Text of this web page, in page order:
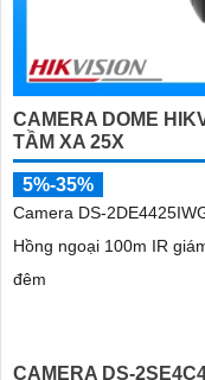
CAMERA DOME
TẦM XA 25X
5%-35%
Camera DS-
Hồng ngoại 100m IR
đêm
CAMERA DS-